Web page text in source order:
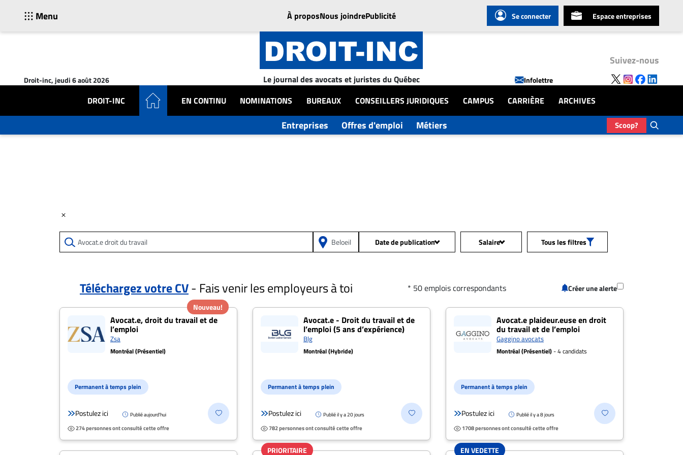
Menu À proposNous joindrePublicité Se connecter Espace entreprises
Droit-inc, jeudi 6 août 2026 Le journal des avocats et juristes du Québec Infolettre
Suivez-nous
DROIT-INC EN CONTINU NOMINATIONS BUREAUX CONSEILLERS JURIDIQUES CAMPUS CARRIÈRE ARCHIVES
Entreprises Offres d'emploi Métiers Scoop?
En
CARRIÈRE
EMPLOIS
ENTREPRISES
Date de publication
Depuis 2 jours
Depuis 5 jours
Salaire
salaires
50 000$+
70 000$+
120 000$+
150 000$+
200 000$+
Tous les filtres
Date de publication: Toutes les offres+
Salaire: Tous les salaires+
Distance+
Type de poste+
Présentiel/Télétravail+
Téléchargez votre CV- Fais venir les employeurs à toi * 50 emplois correspondants Créer une alerte
50 offres pour "Avocat.e droit du travail" à Beloeil
Nouveau!
Avocat.e, droit du travail et de
l’emploi
Zsa
Montréal (Présentiel)
Permanent à temps plein
Postulez ici Publié aujourd'hui
274 personnes ont consulté cette offre
Postulez
Avocat.e - Droit du travail et de
l’emploi (5 ans d’expérience)
Blg
Montréal (Hybride)
Permanent à temps plein
Postulez ici Publié il y a 20 jours
782 personnes ont consulté cette offre
Postulez
Avocat.e plaideur.euse en droit
du travail et de l’emploi
Gaggino avocats
Montréal (Présentiel)- 4 candidats
Permanent à temps plein
Postulez ici Publié il y a 8 jours
1708 personnes ont consulté cette offre
Postulez
PRIORITAIRE EN VEDETTE